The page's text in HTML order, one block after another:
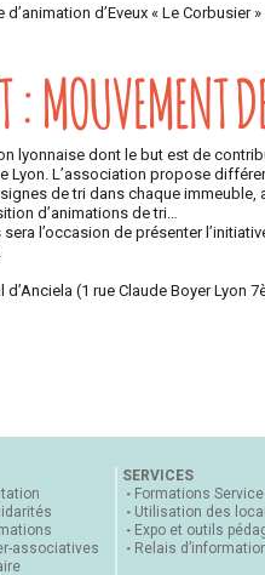
d’Eveux « Le Corbusier
: MOUVEMENT
lyonnaise dont le but est de
Lyon. L’association propose
de tri dans chaque
d’animations de tri…
l’occasion de présenter
(1 rue Claude Boyer Lyon
associatives
SERVICES
Formations
Utilisation des
Expo et outils
Relais